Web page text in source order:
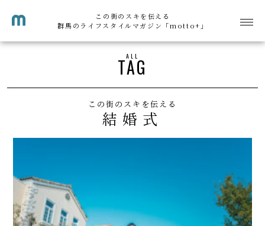
この街のスキを伝える
群馬のライフスタイルマガジン「motto+」
ALL
TAG
この街のスキを伝える
結婚式